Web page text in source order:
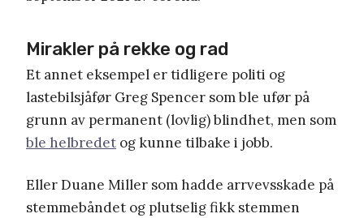
Mirakler på rekke og rad
Et annet eksempel ertidligere politi og
lastebilsjåfør Greg Spencer som ble ufør på
grunn av permanent (lovlig)blindhet, men som
ble helbredet og kunne tilbake i jobb.
Eller Duane Miller somhadde arrvevsskade på
stemmebåndet og plutselig fikk stemmen